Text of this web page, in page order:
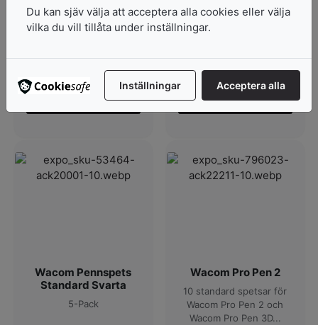
5-Pack
Lägg i varukorg
5-Pack
295kr
Lägg i varukorg
Wacom Pennspets
Standard Svarta
5-Pack
Wacom Pro Pen 2
10 standard spetsar för
Wacom Pro Pen 2 och
Wacom Pro Pen 3D...
Du kan sjäv välja att acceptera alla cookies eller välja
vilka du vill tillåta under inställningar.
Inställningar Acceptera alla